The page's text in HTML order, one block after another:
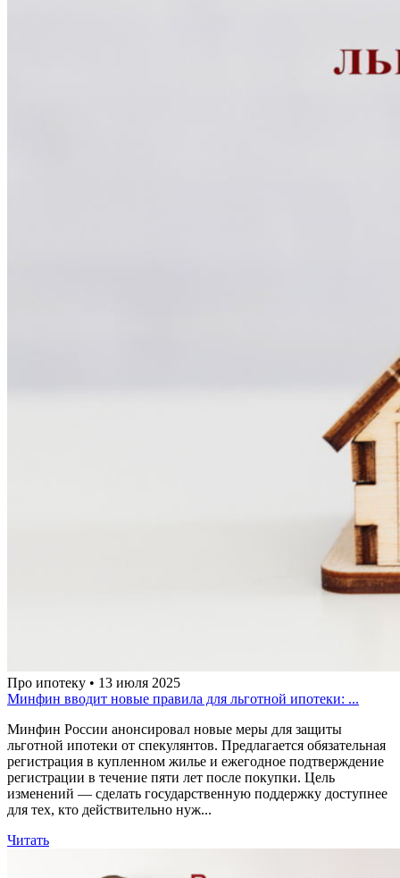
Про ипотеку • 13 июля 2025
Минфин вводит новые правила для льготной ипотеки: ...
Минфин России анонсировал новые меры для защиты
льготной ипотеки от спекулянтов. Предлагается обязательная
регистрация в купленном жилье и ежегодное подтверждение
регистрации в течение пяти лет после покупки. Цель
изменений — сделать государственную поддержку доступнее
для тех, кто действительно нуж...
Читать